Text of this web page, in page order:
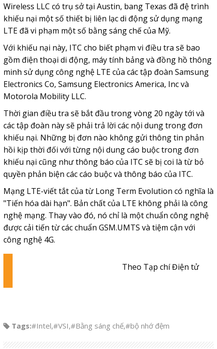
Wireless LLC có trụ sở tại Austin, bang Texas đã đệ trình
khiếu nại một số thiết bị liên lạc di động sử dụng mạng
LTE đã vi phạm một số bằng sáng chế của Mỹ.
Với khiếu nại này, ITC cho biết phạm vi điều tra sẽ bao
gồm điện thoại di động, máy tính bảng và đồng hồ thông
minh sử dụng công nghệ LTE của các tập đoàn Samsung
Electronics Co, Samsung Electronics America, Inc và
Motorola Mobility LLC.
Thời gian điều tra sẽ bắt đầu trong vòng 20 ngày tới và
các tập đoàn này sẽ phải trả lời các nội dung trong đơn
khiếu nại. Những bị đơn nào không gửi thông tin phản
hồi kịp thời đối với từng nội dung cáo buộc trong đơn
khiếu nại cũng như thông báo của ITC sẽ bị coi là từ bỏ
quyền phản biện các cáo buộc và thông báo của ITC.
Mạng LTE-viết tắt của từ Long Term Evolution có nghĩa là
"Tiến hóa dài hạn". Bản chất của LTE không phải là công
nghệ mạng. Thay vào đó, nó chỉ là một chuẩn công nghệ
được cải tiến từ các chuẩn GSM.UMTS và tiệm cận với
công nghệ 4G.
Theo Tạp chí Điện tử
Tags:#Intel,#VSI,#Bằng sáng chế,#bộ nhớ đệm